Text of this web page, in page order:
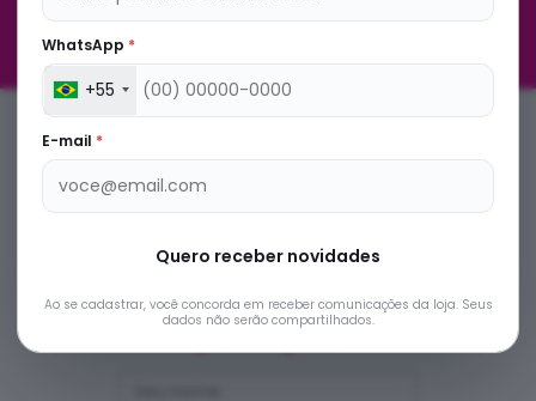
Cadastre-se e receba novidades e
promoções
WhatsApp *
+55
E-mail *
Quero receber novidades
Ao se cadastrar, você concorda em receber comunicações da loja. Seus
dados não serão compartilhados.